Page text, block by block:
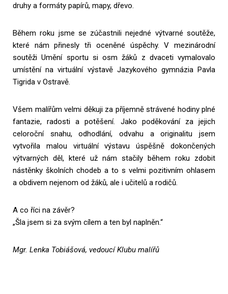
druhy a formáty papírů, mapy, dřevo.
Během roku jsme se zúčastnili nejedné výtvarné soutěže,
které nám přinesly tři oceněné úspěchy. V mezinárodní
soutěži Umění sportu si osm žáků z dvaceti vymalovalo
umístění na virtuální výstavě Jazykového gymnázia Pavla
Tigrida v Ostravě.
Všem malířům velmi děkuji za příjemně strávené hodiny plné
fantazie, radosti a potěšení. Jako poděkování za jejich
celoroční snahu, odhodlání, odvahu a originalitu jsem
vytvořila malou virtuální výstavu úspěšně dokončených
výtvarných děl, které už nám stačily během roku zdobit
nástěnky školních chodeb a to s velmi pozitivním ohlasem
a obdivem nejenom od žáků, ale i učitelů a rodičů.
A co říci na závěr?
„Šla jsem si za svým cílem a ten byl naplněn.“
Mgr. Lenka Tobiášová, vedoucí Klubu malířů